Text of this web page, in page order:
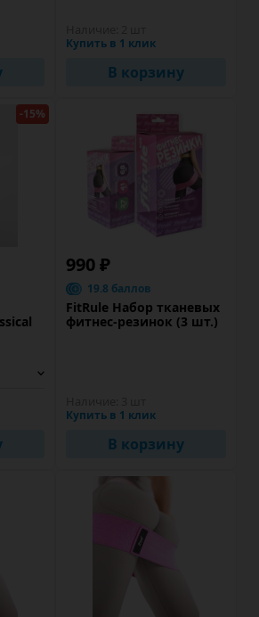
Купить в 1 клик
В корзину
-15%
990 ₽
19.8 баллов
FitRule Набор тканевых
фитнес-резинок (3 шт.)
Купить в 1 клик
В корзину